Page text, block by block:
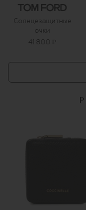
Солнцезащитные
очки
41 800 ₽